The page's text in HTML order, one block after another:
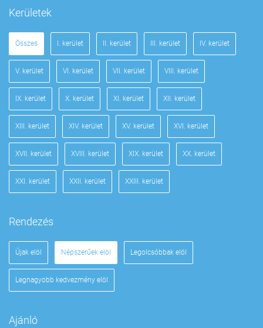
Kerületek
Összes I. kerület II. kerület III. kerület IV. kerület
V. kerület VI. kerület VII. kerület VIII. kerület
IX. kerület X. kerület XI. kerület XII. kerület
XIII. kerület XIV. kerület XV. kerület XVI. kerület
XVII. kerület XVIII. kerület XIX. kerület XX. kerület
XXI. kerület XXII. kerület XXIII. kerület
Rendezés
Újak elöl Népszerűek elöl Legolcsóbbak elöl
Legnagyobb kedvezmény elöl
Ajánló